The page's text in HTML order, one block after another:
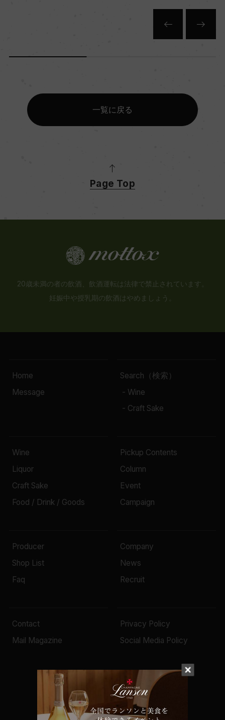
一覧に戻る
Page Top
20歳未満の者の飲酒、飲酒運転は法律で禁止されています。
妊娠中や授乳期の飲酒はやめましょう。
Home
Message
Search（検索）
- Wine
- Craft Sake
Wine
Liquor
Craft Sake
Food / Drink / Goods
Pickup Contents
Column
Event
Campaign
Producer
Shop List
Faq
Company
News
Recruit
Contact
Mail Magazine
Privacy Policy
Social Media Policy